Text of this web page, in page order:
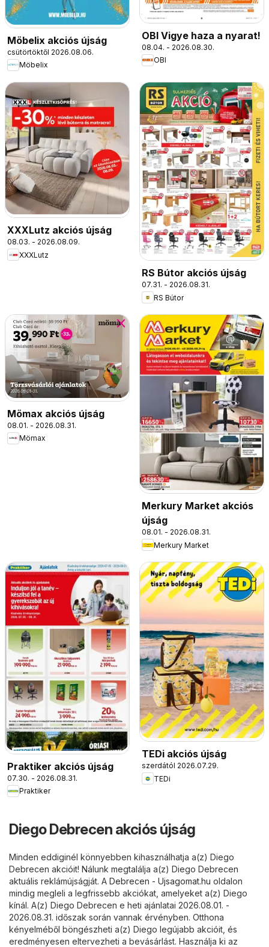
Möbelix akciós újság
csütörtöktől 2026.08.06.
Möbelix
OBI Vigye haza a nyarat!
08.04. - 2026.08.30.
OBI
XXXLutz akciós újság
08.03. - 2026.08.09.
XXXLutz
RS Bútor akciós újság
07.31. - 2026.08.31.
RS Bútor
Mömax akciós újság
08.01. - 2026.08.31.
Mömax
Merkury Market akciós
újság
08.01. - 2026.08.31.
Merkury Market
Praktiker akciós újság
07.30. - 2026.08.31.
Praktiker
TEDi akciós újság
szerdától 2026.07.29.
TEDi
Diego Debrecen akciós újság
Minden eddiginél könnyebben kihasználhatja a(z) Diego
Debrecen akcióit! Nálunk megtalálja a(z) Diego Debrecen
aktuális reklámújságját. A Debrecen - Ujsagomat.hu oldalon
mindig megleli a legfrissebb akciókat, amelyeket a(z) Diego
kínál. A(z) Diego Debrecen e heti ajánlatai 2026.08.01. -
2026.08.31. időszak során vannak érvényben. Otthona
kényelméből böngészheti a(z) Diego legújabb akcióit, és
eredményesen eltervezheti a bevásárlást. Használja ki az